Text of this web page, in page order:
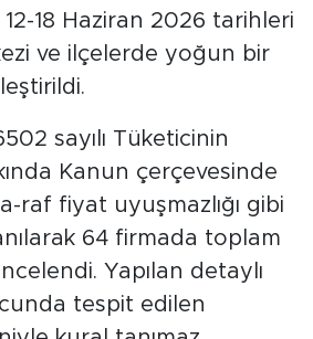
18 Haziran 2026 tarihleri
ve ilçelerde yoğun bir
sayılı Tüketicinin
Kanun çerçevesinde
raf fiyat uyuşmazlığı gibi
64 firmada toplam
Yapılan detaylı
tespit edilen